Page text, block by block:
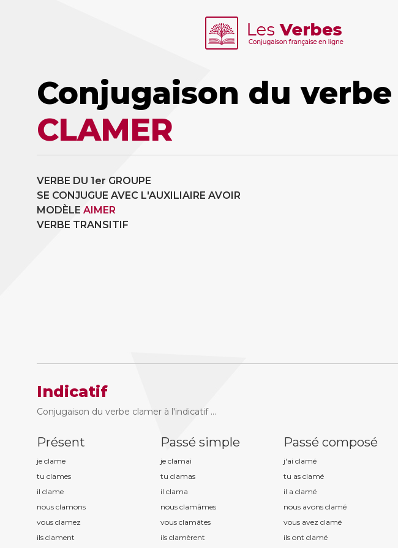
Conjugaison du verbe
CLAMER
VERBE DU 1er GROUPE
SE CONJUGUE AVEC L'AUXILIAIRE AVOIR
MODÈLE AIMER
VERBE TRANSITIF
Indicatif
Conjugaison du verbe clamer à l'indicatif ...
Présent
je clame
tu clames
il clame
nous clamons
vous clamez
ils clament
Passé simple
je clamai
tu clamas
il clama
nous clamâmes
vous clamâtes
ils clamèrent
Passé composé
j'ai clamé
tu as clamé
il a clamé
nous avons clamé
vous avez clamé
ils ont clamé